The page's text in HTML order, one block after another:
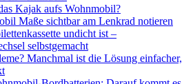
Kajak aufs Wohnmobil?
Maße sichtbar am Lenkrad notieren
undicht ist –
selbstgemacht
Manchmal ist die Lösung einfacher,